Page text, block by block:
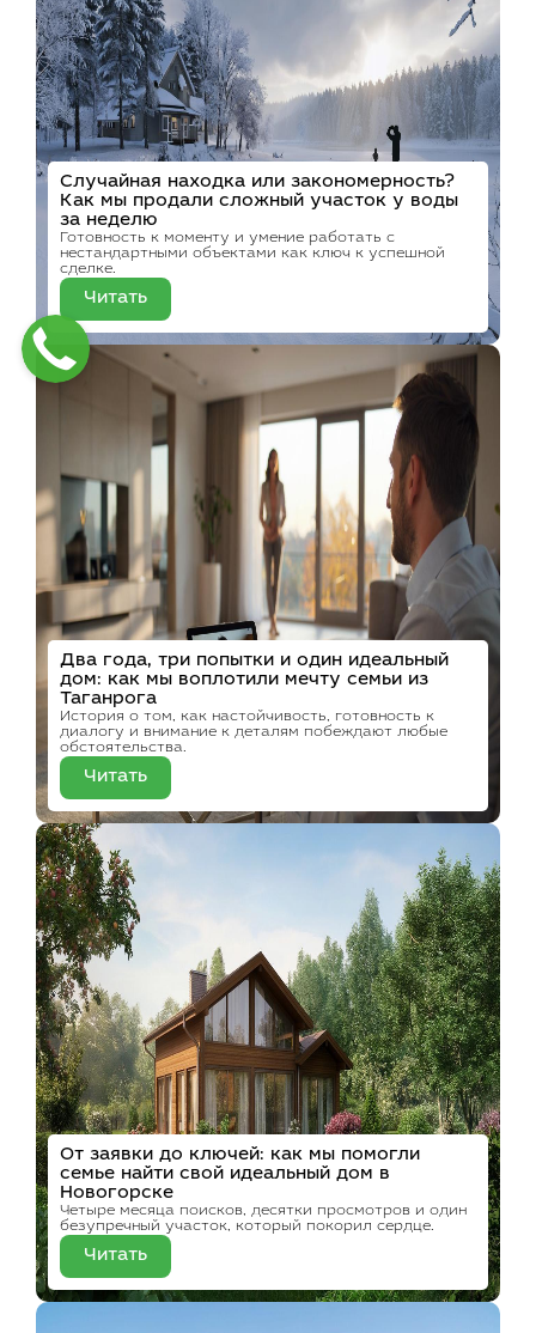
Случайная находка или закономерность?
Как мы продали сложный участок у воды
за неделю
Готовность к моменту и умение работать с
нестандартными объектами как ключ к успешной
сделке.
Читать
Два года, три попытки и один идеальный
дом: как мы воплотили мечту семьи из
Таганрога
История о том, как настойчивость, готовность к
диалогу и внимание к деталям побеждают любые
обстоятельства.
Читать
От заявки до ключей: как мы помогли
семье найти свой идеальный дом в
Новогорске
Четыре месяца поисков, десятки просмотров и один
безупречный участок, который покорил сердце.
Читать